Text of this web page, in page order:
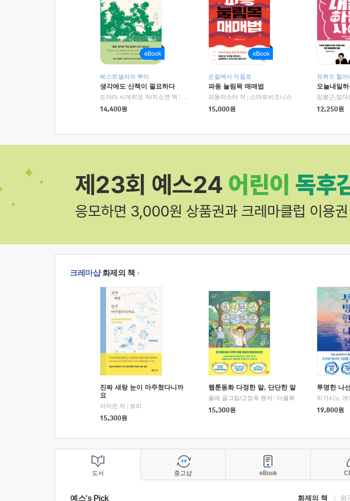
베스트셀러의 뿌리
생각에도 산책이 필요하다
도야마 시게히코 저/지소연 역
알에이치코리아(RHK)
14,400원
손절에서 익절로
파동 눌림목 매매법
파동마스터 저
스마트비즈니스
15,000원
유퀴즈 할머
오늘내일하
임봉근,임다
12,250원
크레마샵화제의 책
진짜 새랑 눈이 마주쳤다니까
요
이이은 저
보리
15,300원
웹툰동화 다정한 말, 단단한 말
돌배 글그림/고정욱 원저
더블북
15,300원
투명한 나선
히가시노 게
19,800원
도서
예스's Pick 화제의 책 외
중고샵 eBook